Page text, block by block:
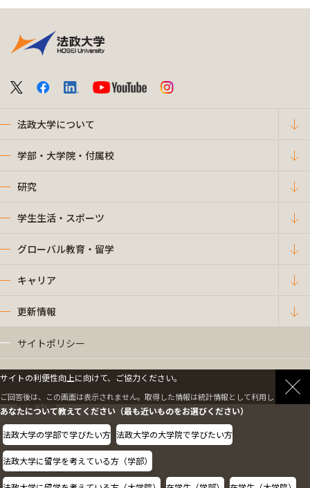
法政大学について
学部・大学院・付属校
研究
学生生活・スポーツ
グローバル教育・留学
キャリア
更新情報
サイトポリシー
プライバシーポリシー
情報公開
採用情報
教職員の方へ
サイトの利便性向上に向けて、ご協力ください。
ご回答後は、この画面は表示されません。取得した情報は統計情報として利用します。
あなたについて教えてください（最も近いものをお選びください）
法政大学の学部で学びたい方 法政大学の大学院で学びたい方
法政大学に留学を考えている方（学部）